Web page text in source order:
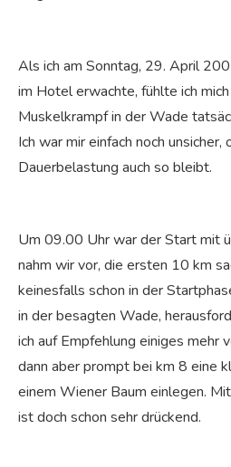
Als ich am Sonntag, 29. April
im Hotel erwachte, fühlte ich
Muskelkrampf in der Wade
Ich war mir einfach noch unsicher,
Dauerbelastung auch so bleibt.
Um 09.00 Uhr war der Start mit
nahm wir vor, die ersten 10 km
keinesfalls schon in der
in der besagten Wade,
ich auf Empfehlung einiges mehr
dann aber prompt bei km 8 eine
einem Wiener Baum einlegen.
ist doch schon sehr drückend.